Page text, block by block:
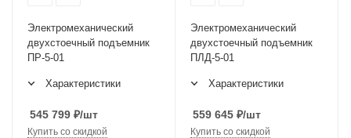
Электромеханический
двухстоечный подъемник
ПР-5-01
Характеристики
545 799 ₽/шт
Купить со скидкой
Электромеханический
двухстоечный подъемник
ПЛД-5-01
Характеристики
559 645 ₽/шт
Купить со скидкой